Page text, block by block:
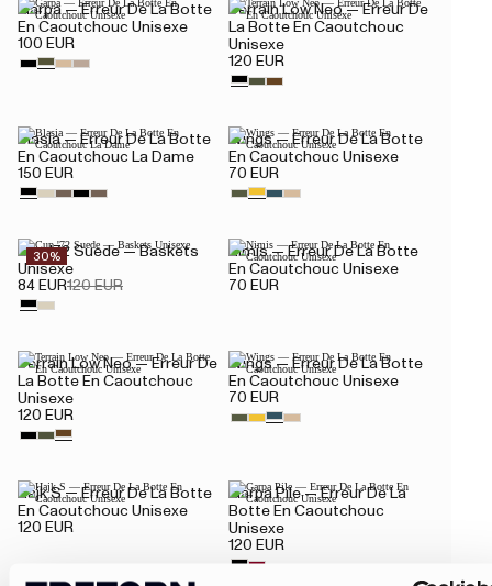
Garpa — Erreur De La Botte
En Caoutchouc Unisexe
100 EUR
Terrain Low Neo — Erreur De
La Botte En Caoutchouc
Unisexe
120 EUR
Blasia — Erreur De La Botte
En Caoutchouc La Dame
150 EUR
Wings — Erreur De La Botte
En Caoutchouc Unisexe
70 EUR
30%
Cup '72 Suede — Baskets
Unisexe
84 EUR120 EUR
Nimis — Erreur De La Botte
En Caoutchouc Unisexe
70 EUR
Terrain Low Neo — Erreur De
La Botte En Caoutchouc
Unisexe
120 EUR
Wings — Erreur De La Botte
En Caoutchouc Unisexe
70 EUR
Hajk S — Erreur De La Botte
En Caoutchouc Unisexe
120 EUR
Garpa Pile — Erreur De La
Botte En Caoutchouc
Unisexe
120 EUR